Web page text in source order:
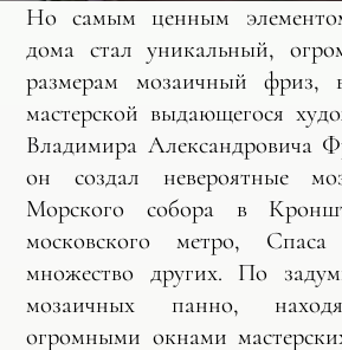
Но самым ценным
дома стал уникальный,
размерам мозаичный фриз,
мастерской выдающегося
Владимира Александровича
он создал невероятные
Морского собора в
московского метро,
множество других. По
мозаичных панно,
огромными окнами